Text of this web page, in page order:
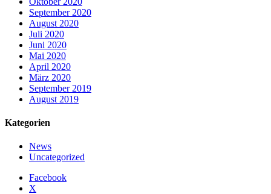
September 2020
August 2020
Juli 2020
Juni 2020
Mai 2020
April 2020
März 2020
September 2019
August 2019
Kategorien
News
Uncategorized
Facebook
X